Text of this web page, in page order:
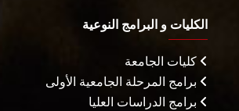
الكليات و البرامج النوعية
كليات الجامعة
برامج المرحلة الجامعية الأولى
برامج الدراسات العليا